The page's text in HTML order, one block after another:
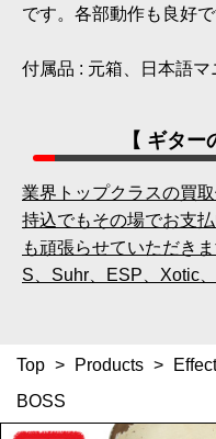
です。各部動作も良好で
付属品 : 元箱、日本語マ
【 ギター
業界トップクラスの買
持込でもその場でお支
も頑張らせていただき
S、Suhr、ESP、Xotic
Top > Products >
BOSS